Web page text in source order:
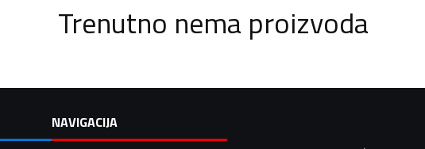
Trenutno nema proizvoda
NAVIGACIJA